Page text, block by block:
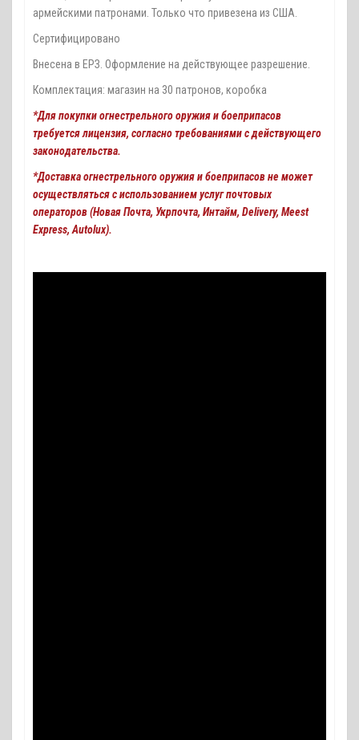
армейскими патронами. Только что привезена из США.
Сертифицировано
Внесена в ЕРЗ. Оформление на действующее разрешение.
Комплектация: магазин на 30 патронов, коробка
*Для покупки огнестрельного оружия и боеприпасов
требуется лицензия, согласно требованиями с действующего
законодательства.
*Доставка огнестрельного оружия и боеприпасов не может
осуществляться с использованием услуг почтовых
операторов (Новая Почта, Укрпочта, Интайм, Delivery, Meest
Express, Autolux).